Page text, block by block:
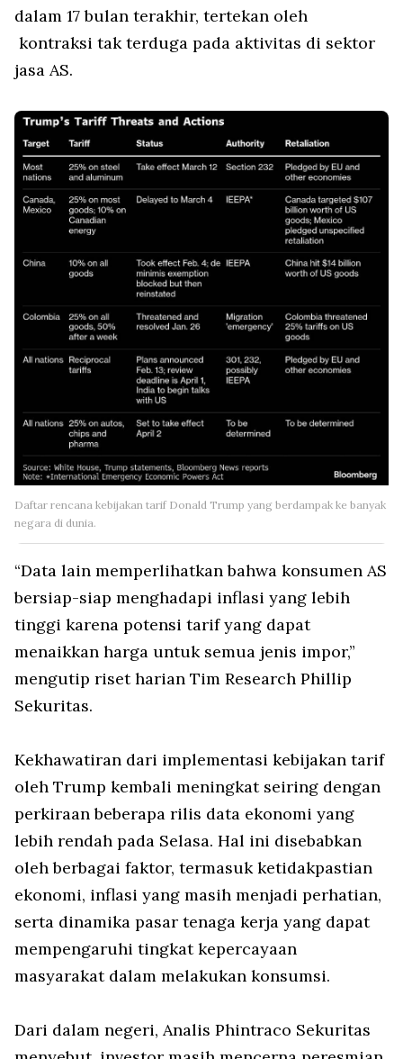
dalam 17 bulan terakhir, tertekan oleh
kontraksi tak terduga pada aktivitas di sektor
jasa AS.
Daftar rencana kebijakan tarif Donald Trump yang berdampak ke banyak
negara di dunia.
“Data lain memperlihatkan bahwa konsumen AS
bersiap-siap menghadapi inflasi yang lebih
tinggi karena potensi tarif yang dapat
menaikkan harga untuk semua jenis impor,”
mengutip riset harian Tim Research Phillip
Sekuritas.
Kekhawatiran dari implementasi kebijakan tarif
oleh Trump kembali meningkat seiring dengan
perkiraan beberapa rilis data ekonomi yang
lebih rendah pada Selasa. Hal ini disebabkan
oleh berbagai faktor, termasuk ketidakpastian
ekonomi, inflasi yang masih menjadi perhatian,
serta dinamika pasar tenaga kerja yang dapat
mempengaruhi tingkat kepercayaan
masyarakat dalam melakukan konsumsi.
Dari dalam negeri, Analis Phintraco Sekuritas